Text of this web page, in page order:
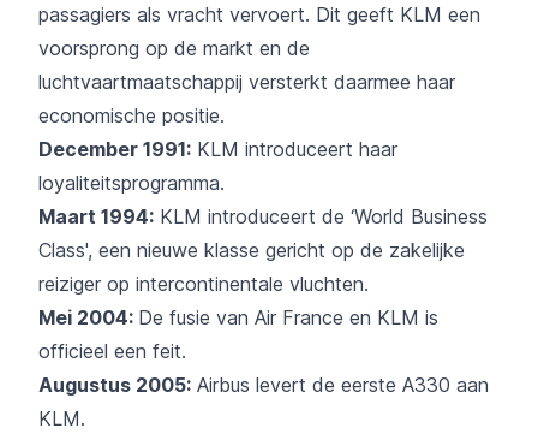
passagiers als vracht vervoert. Dit geeft KLM een
voorsprong op de markt en de
luchtvaartmaatschappij versterkt daarmee haar
economische positie.
December 1991: KLM introduceert haar
loyaliteitsprogramma.
Maart 1994: KLM introduceert de ‘World Business
Class', een nieuwe klasse gericht op de zakelijke
reiziger op intercontinentale vluchten.
Mei 2004: De fusie van Air France en KLM is
officieel een feit.
Augustus 2005: Airbus levert de eerste A330 aan
KLM.